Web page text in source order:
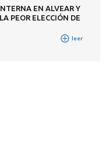
EN ALVEAR Y
PEOR ELECCIÓN DE
leer